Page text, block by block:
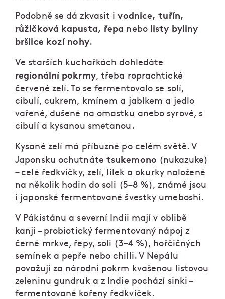
Podobně se dá zkvasit ivodnice, tuřín,
růžičková kapusta, řepa nebo listy byliny
bršlice kozí nohy.
Ve starších kuchařkách dohledáte
regionální pokrmy, třeba roprachtické
červené zelí. To se fermentovalo se solí,
cibulí, cukrem, kmínem a jablkem a jedlo
vařené, dušené na omastku anebo syrové, s
cibulí a kysanou smetanou.
Kysané zelí má příbuzné po celém světě. V
Japonsku ochutnáte tsukemono (nukazuke)
– celé ředkvičky, zelí, lilek a okurky naložené
na několik hodin do soli (5–8 %), známé jsou
i japonské fermentované švestky umeboshi.
V Pákistánu a severní Indii mají v oblibě
kanji – probiotický fermentovaný nápoj z
černé mrkve, řepy, soli (3–4 %), hořčičných
semínek a pepře nebo chilli. V Nepálu
považují za národní pokrm kvašenou listovou
zeleninu gundruk a z Indie pochází sinki –
fermentované kořeny ředkviček.